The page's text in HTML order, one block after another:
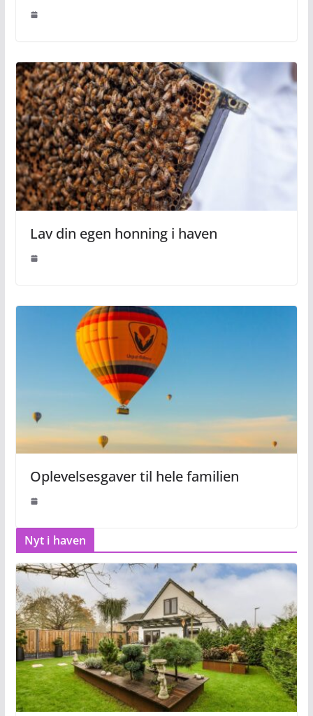
Lav din egen honning i haven
Oplevelsesgaver til hele familien
Nyt i haven